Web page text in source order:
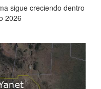
sigue creciendo dentro
2026